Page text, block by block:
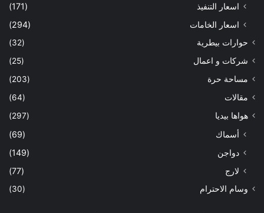
اسعار التنفيذ
(171)
اسعار الخامات
(294)
حوارات بيطرية
(32)
شركات و اعمال
(25)
مساحة حرة
(203)
مقالات
(64)
هواها بيديا
(297)
أسماك
(69)
دواجن
(149)
لارج
(77)
وسام الاحترام (30)